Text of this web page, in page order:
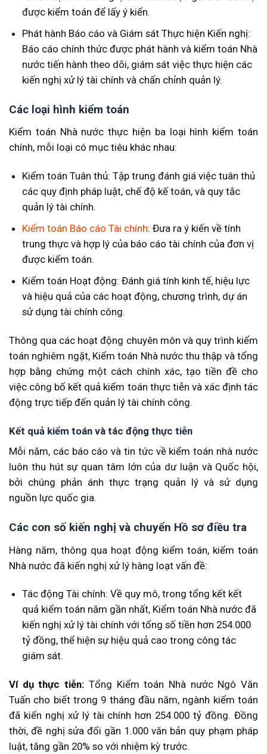
được kiểm toán để lấy ý kiến.
Phát hành Báo cáo và Giám sát Thực hiện Kiến nghị:
Báo cáo chính thức được phát hành và kiểm toán Nhà
nước tiến hành theo dõi, giám sát việc thực hiện các
kiến nghị xử lý tài chính và chấn chỉnh quản lý.
Các loại hình kiểm toán
Kiểm toán Nhà nước thực hiện ba loại hình kiểm toán
chính, mỗi loại có mục tiêu khác nhau:
Kiểm toán Tuân thủ: Tập trung đánh giá việc tuân thủ
các quy định pháp luật, chế độ kế toán, và quy tắc
quản lý tài chính.
Kiểm toán Báo cáo Tài chính: Đưa ra ý kiến về tính
trung thực và hợp lý của báo cáo tài chính của đơn vị
được kiểm toán.
Kiểm toán Hoạt động: Đánh giá tính kinh tế, hiệu lực
và hiệu quả của các hoạt động, chương trình, dự án
sử dụng tài chính công.
Thông qua các hoạt động chuyên môn và quy trình kiểm
toán nghiêm ngặt, Kiểm toán Nhà nước thu thập và tổng
hợp bằng chứng một cách chính xác, tạo tiền đề cho
việc công bố kết quả kiểm toán thực tiễn và xác định tác
động trực tiếp đến quản lý tài chính công.
Kết quả kiểm toán và tác động thực tiễn
Mỗi năm, các báo cáo và tin tức về kiểm toán nhà nước
luôn thu hút sự quan tâm lớn của dư luận và Quốc hội,
bởi chúng phản ánh thực trạng quản lý và sử dụng
nguồn lực quốc gia.
Các con số kiến nghị và chuyển Hồ sơ điều tra
Hàng năm, thông qua hoạt động kiểm toán, kiểm toán
Nhà nước đã kiến nghị xử lý hàng loạt vấn đề:
Tác động Tài chính: Về quy mô, trong tổng kết kết
quả kiểm toán năm gần nhất, Kiểm toán Nhà nước đã
kiến nghị xử lý tài chính với tổng số tiền hơn 254.000
tỷ đồng, thể hiện sự hiệu quả cao trong công tác
giám sát.
Ví dụ thực tiễn: Tổng Kiểm toán Nhà nước Ngô Văn
Tuấn cho biết trong 9 tháng đầu năm, ngành kiểm toán
đã kiến nghị xử lý tài chính hơn 254.000 tỷ đồng. Đồng
thời, đề nghị sửa đổi gần 1.000 văn bản quy phạm pháp
luật, tăng gần 20% so với nhiệm kỳ trước.